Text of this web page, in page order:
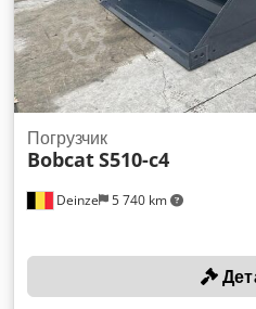
Deinze 5 740 km
Погрузчик
BobcatS510-c4